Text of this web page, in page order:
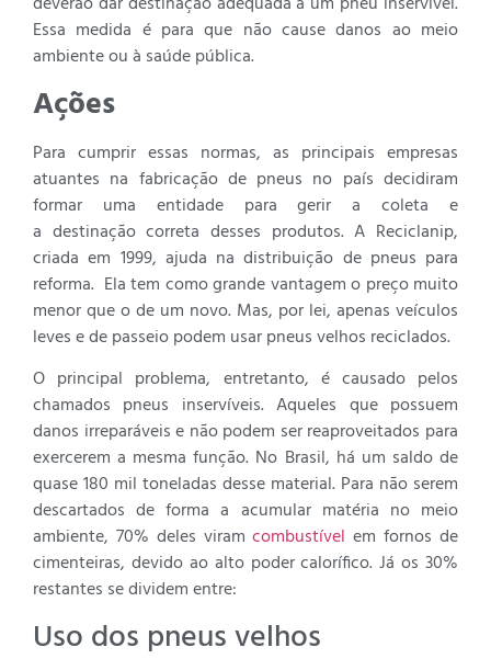
Essa medida é para que não cause danos ao meio
ambiente ou à saúde pública.
Ações
Para cumprir essas normas, as principais empresas
atuantes na fabricação de pneus no país decidiram
formar uma entidade para gerir a coleta e
a destinação correta desses produtos. A Reciclanip,
criada em 1999, ajuda na distribuição de pneus para
reforma. Ela tem como grande vantagem o preço muito
menor que o de um novo. Mas, por lei, apenas veículos
leves e de passeio podem usar pneus velhos reciclados.
O principal problema, entretanto, é causado pelos
chamados pneus inservíveis. Aqueles que possuem
danos irreparáveis e não podem ser reaproveitados para
exercerem a mesma função. No Brasil, há um saldo de
quase 180 mil toneladas desse material. Para não serem
descartados de forma a acumular matéria no meio
ambiente, 70% deles viramcombustível em fornos de
cimenteiras, devido ao alto poder calorífico. Já os 30%
restantes se dividem entre:
Uso dos pneus velhos